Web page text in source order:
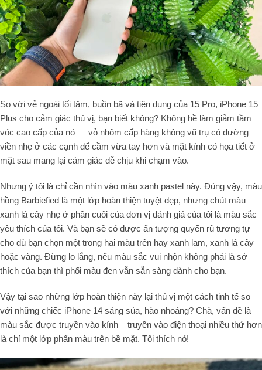
So với vẻ ngoài tối tăm, buồn bã và tiện dụng của 15 Pro, iPhone 15
Plus cho cảm giác thú vị, bạn biết không? Không hề làm giảm tầm
vóc cao cấp của nó — vỏ nhôm cấp hàng không vũ trụ có đường
viền nhẹ ở các cạnh để cầm vừa tay hơn và mặt kính có họa tiết ở
mặt sau mang lại cảm giác dễ chịu khi chạm vào.
Nhưng ý tôi là chỉ cần nhìn vào màu xanh pastel này. Đúng vậy, màu
hồng Barbiefied là một lớp hoàn thiện tuyệt đẹp, nhưng chút màu
xanh lá cây nhẹ ở phần cuối của đơn vị đánh giá của tôi là màu sắc
yêu thích của tôi. Và bạn sẽ có được ấn tượng quyến rũ tương tự
cho dù bạn chọn một trong hai màu trên hay xanh lam, xanh lá cây
hoặc vàng. Đừng lo lắng, nếu màu sắc vui nhộn không phải là sở
thích của bạn thì phối màu đen vẫn sẵn sàng dành cho bạn.
Vậy tại sao những lớp hoàn thiện này lại thú vị một cách tinh tế so
với những chiếc iPhone 14 sáng sủa, hào nhoáng? Chà, vấn đề là
màu sắc được truyền vào kính – truyền vào điện thoại nhiều thứ hơn
là chỉ một lớp phấn màu trên bề mặt. Tôi thích nó!